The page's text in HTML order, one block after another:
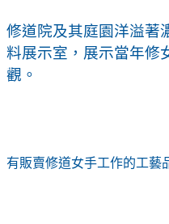
修道院及其庭園洋溢著
料展示室，展示當年修
觀。
有販賣修道女手工作的工藝